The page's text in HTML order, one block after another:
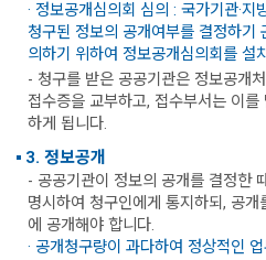
· 정보공개심의회 심의 : 국가기관·지
청구된 정보의 공개여부를 결정하기
의하기 위하여 정보공개심의회를 설
- 청구를 받은 공공기관은 정보공개
접수증을 교부하고, 접수부서는 이
하게 됩니다.
3. 정보공개
- 공공기관이 정보의 공개를 결정한
명시하여 청구인에게 통지하되, 공
에 공개해야 합니다.
· 공개청구량이 과다하여 정상적인